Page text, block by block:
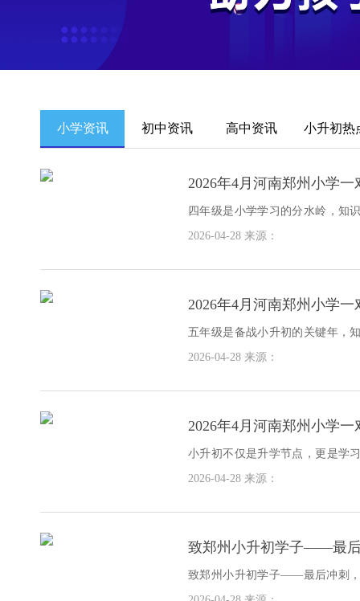
小学资讯 初中资讯 高中资讯 小升初热
2026年4月河南郑州小学
四年级是小学学习的分水岭，知
型。若此阶段基础不牢、方法不
2026-04-28 来源：
2026年4月河南郑州小学
五年级是备战小升初的关键年，
竞争激烈，提前布局方能抢占先
2026-04-28 来源：
2026年4月河南郑州小学
小升初不仅是升学节点，更是学
科思维升级，若衔接不当，极易
2026-04-28 来源：
致郑州小升初学子——最
致郑州小升初学子——最后冲刺
初学子，时间就是分数，效率就